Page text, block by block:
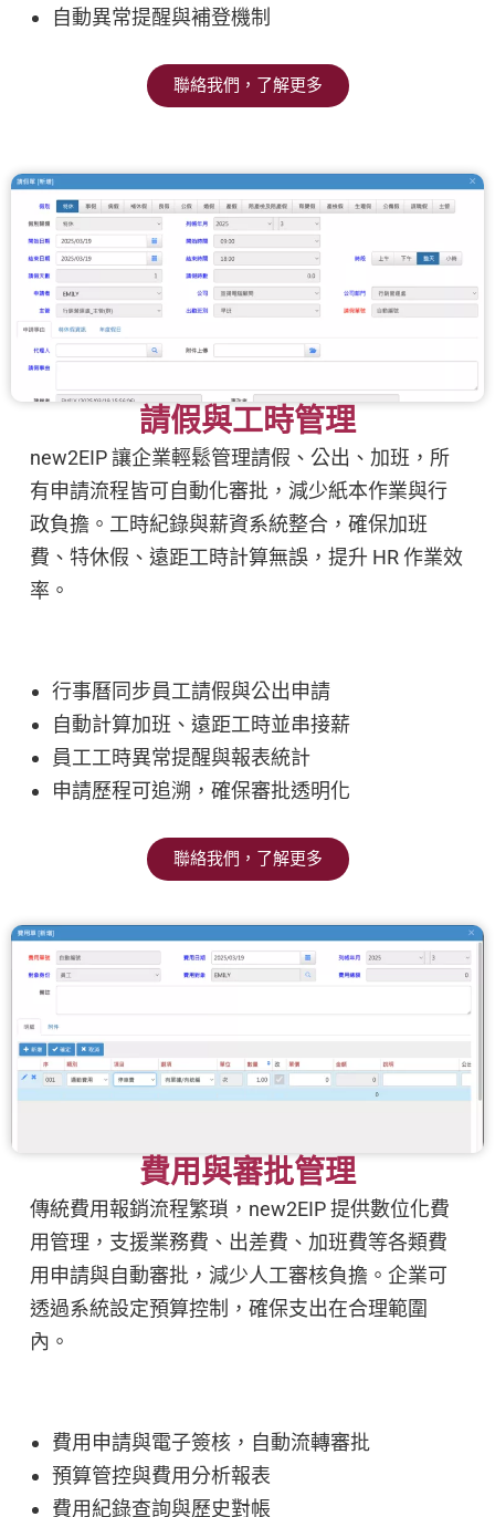
自動異常提醒與補登機制
聯絡我們，了解更多
請假與工時管理
new2EIP 讓企業輕鬆管理請假、公出、加班，所
有申請流程皆可自動化審批，減少紙本作業與行
政負擔。工時紀錄與薪資系統整合，確保加班
費、特休假、遠距工時計算無誤，提升 HR 作業效
率。
行事曆同步員工請假與公出申請
自動計算加班、遠距工時並串接薪
員工工時異常提醒與報表統計
申請歷程可追溯，確保審批透明化
聯絡我們，了解更多
費用與審批管理
傳統費用報銷流程繁瑣，new2EIP 提供數位化費
用管理，支援業務費、出差費、加班費等各類費
用申請與自動審批，減少人工審核負擔。企業可
透過系統設定預算控制，確保支出在合理範圍
內。
費用申請與電子簽核，自動流轉審批
預算管控與費用分析報表
費用紀錄查詢與歷史對帳